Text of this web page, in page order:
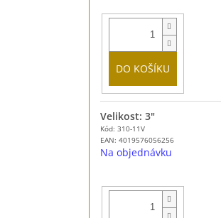
DO KOŠÍKU
Kód: 310-11V
EAN: 4019576056256
Velikost: 3"
Na objednávku